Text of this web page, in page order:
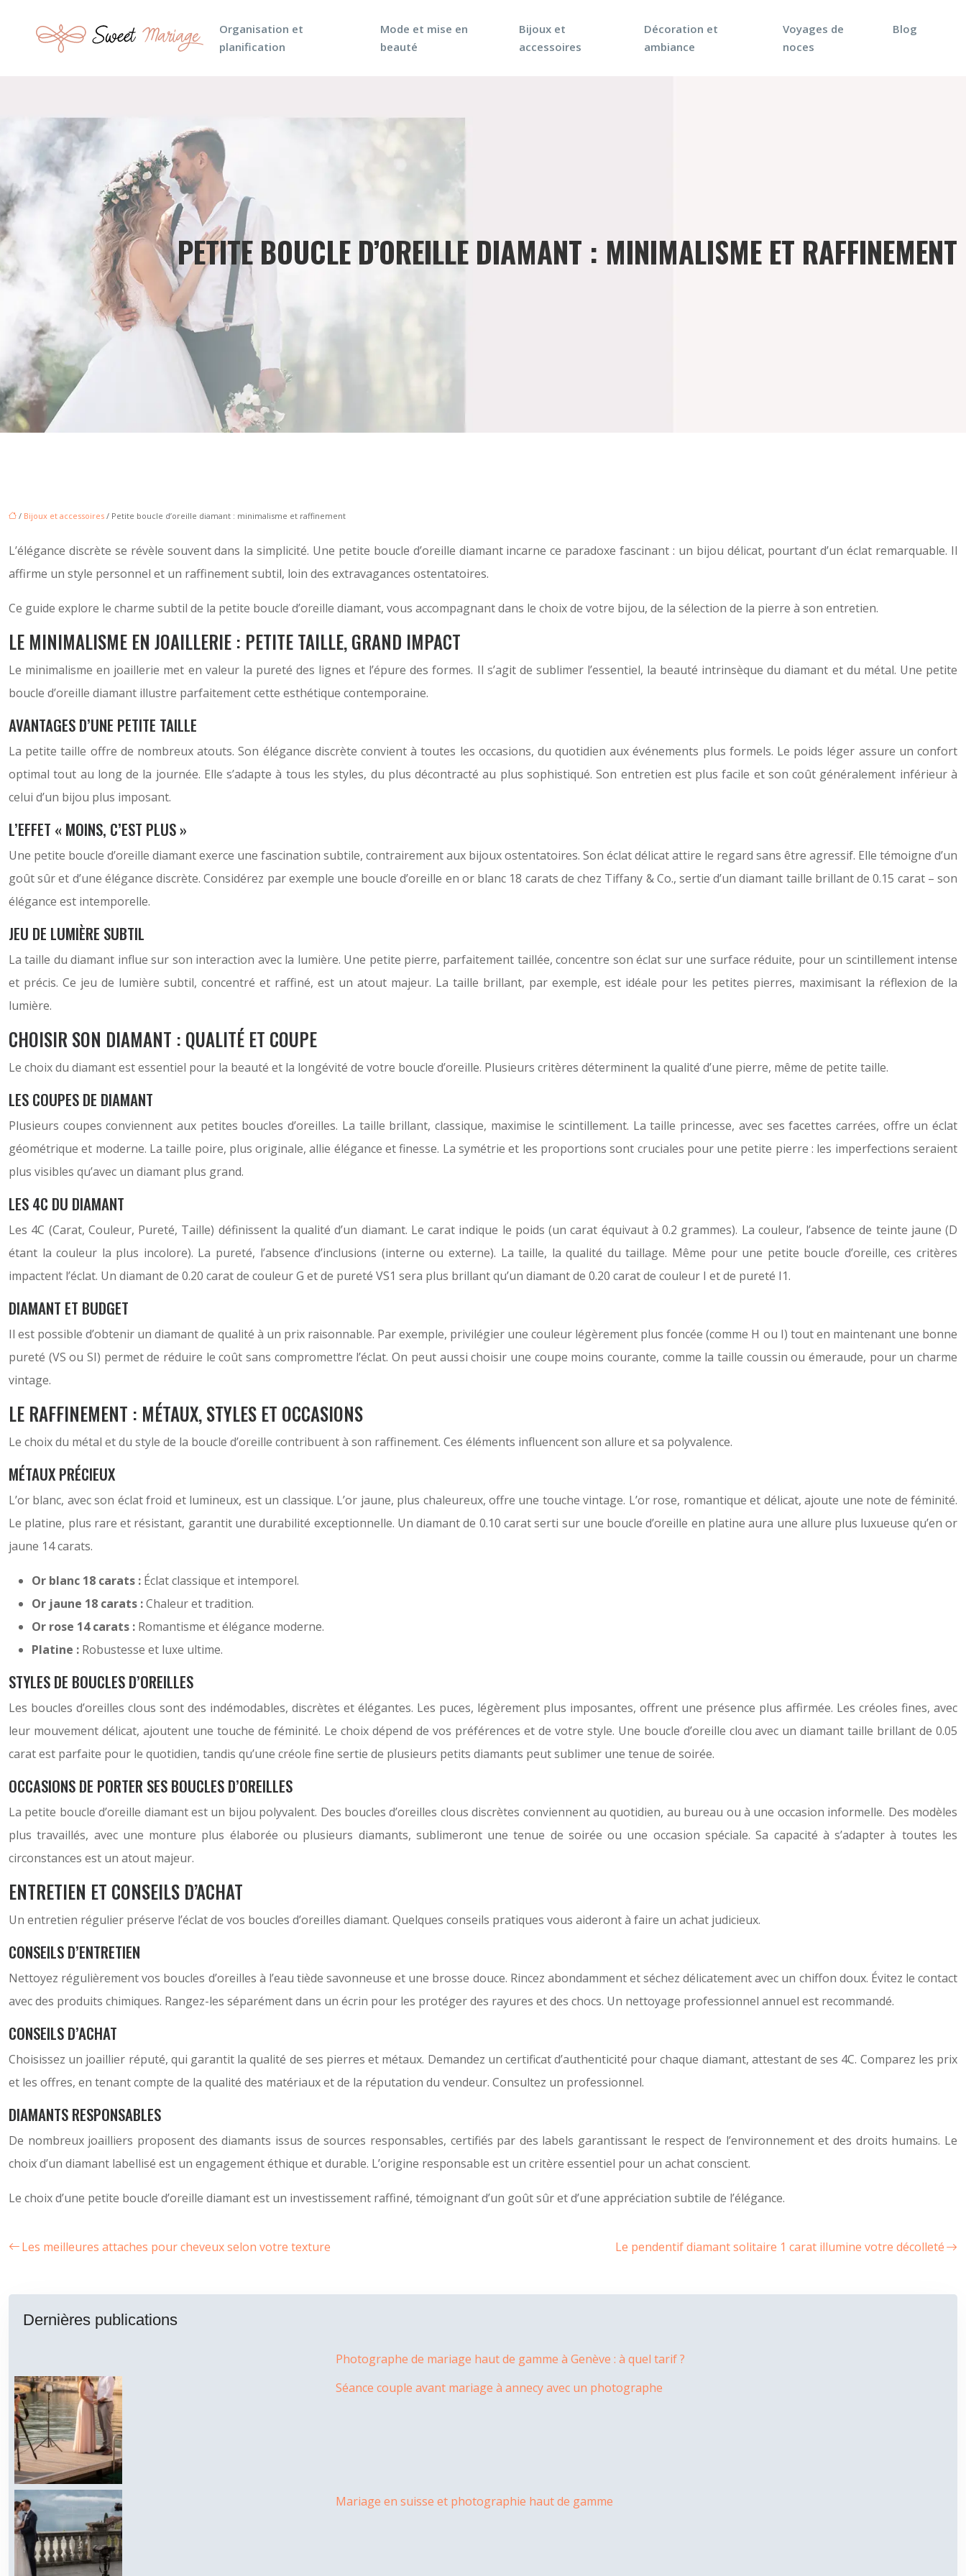
Organisation et
planification
Mode et mise en
beauté
Bijoux et
accessoires
Décoration et
ambiance
Voyages de
noces
Blog
PETITE BOUCLE D’OREILLE DIAMANT : MINIMALISME ET RAFFINEMENT
/ Bijoux et accessoires / Petite boucle d’oreille diamant : minimalisme et raffinement
L’élégance discrète se révèle souvent dans la simplicité. Une petite boucle d’oreille diamant incarne ce paradoxe fascinant : un bijou délicat, pourtant d’un éclat remarquable. Il
affirme un style personnel et un raffinement subtil, loin des extravagances ostentatoires.
Ce guide explore le charme subtil de la petite boucle d’oreille diamant, vous accompagnant dans le choix de votre bijou, de la sélection de la pierre à son entretien.
LE MINIMALISME EN JOAILLERIE : PETITE TAILLE, GRAND IMPACT
Le minimalisme en joaillerie met en valeur la pureté des lignes et l’épure des formes. Il s’agit de sublimer l’essentiel, la beauté intrinsèque du diamant et du métal. Une petite
boucle d’oreille diamant illustre parfaitement cette esthétique contemporaine.
AVANTAGES D’UNE PETITE TAILLE
La petite taille offre de nombreux atouts. Son élégance discrète convient à toutes les occasions, du quotidien aux événements plus formels. Le poids léger assure un confort
optimal tout au long de la journée. Elle s’adapte à tous les styles, du plus décontracté au plus sophistiqué. Son entretien est plus facile et son coût généralement inférieur à
celui d’un bijou plus imposant.
L’EFFET « MOINS, C’EST PLUS »
Une petite boucle d’oreille diamant exerce une fascination subtile, contrairement aux bijoux ostentatoires. Son éclat délicat attire le regard sans être agressif. Elle témoigne d’un
goût sûr et d’une élégance discrète. Considérez par exemple une boucle d’oreille en or blanc 18 carats de chez Tiffany & Co., sertie d’un diamant taille brillant de 0.15 carat – son
élégance est intemporelle.
JEU DE LUMIÈRE SUBTIL
La taille du diamant influe sur son interaction avec la lumière. Une petite pierre, parfaitement taillée, concentre son éclat sur une surface réduite, pour un scintillement intense
et précis. Ce jeu de lumière subtil, concentré et raffiné, est un atout majeur. La taille brillant, par exemple, est idéale pour les petites pierres, maximisant la réflexion de la
lumière.
CHOISIR SON DIAMANT : QUALITÉ ET COUPE
Le choix du diamant est essentiel pour la beauté et la longévité de votre boucle d’oreille. Plusieurs critères déterminent la qualité d’une pierre, même de petite taille.
LES COUPES DE DIAMANT
Plusieurs coupes conviennent aux petites boucles d’oreilles. La taille brillant, classique, maximise le scintillement. La taille princesse, avec ses facettes carrées, offre un éclat
géométrique et moderne. La taille poire, plus originale, allie élégance et finesse. La symétrie et les proportions sont cruciales pour une petite pierre : les imperfections seraient
plus visibles qu’avec un diamant plus grand.
LES 4C DU DIAMANT
Les 4C (Carat, Couleur, Pureté, Taille) définissent la qualité d’un diamant. Le carat indique le poids (un carat équivaut à 0.2 grammes). La couleur, l’absence de teinte jaune (D
étant la couleur la plus incolore). La pureté, l’absence d’inclusions (interne ou externe). La taille, la qualité du taillage. Même pour une petite boucle d’oreille, ces critères
impactent l’éclat. Un diamant de 0.20 carat de couleur G et de pureté VS1 sera plus brillant qu’un diamant de 0.20 carat de couleur I et de pureté I1.
DIAMANT ET BUDGET
Il est possible d’obtenir un diamant de qualité à un prix raisonnable. Par exemple, privilégier une couleur légèrement plus foncée (comme H ou I) tout en maintenant une bonne
pureté (VS ou SI) permet de réduire le coût sans compromettre l’éclat. On peut aussi choisir une coupe moins courante, comme la taille coussin ou émeraude, pour un charme
vintage.
LE RAFFINEMENT : MÉTAUX, STYLES ET OCCASIONS
Le choix du métal et du style de la boucle d’oreille contribuent à son raffinement. Ces éléments influencent son allure et sa polyvalence.
MÉTAUX PRÉCIEUX
L’or blanc, avec son éclat froid et lumineux, est un classique. L’or jaune, plus chaleureux, offre une touche vintage. L’or rose, romantique et délicat, ajoute une note de féminité.
Le platine, plus rare et résistant, garantit une durabilité exceptionnelle. Un diamant de 0.10 carat serti sur une boucle d’oreille en platine aura une allure plus luxueuse qu’en or
jaune 14 carats.
Or blanc 18 carats : Éclat classique et intemporel.
Or jaune 18 carats :Chaleur et tradition.
Or rose 14 carats : Romantisme et élégance moderne.
Platine : Robustesse et luxe ultime.
STYLES DE BOUCLES D’OREILLES
Les boucles d’oreilles clous sont des indémodables, discrètes et élégantes. Les puces, légèrement plus imposantes, offrent une présence plus affirmée. Les créoles fines, avec
leur mouvement délicat, ajoutent une touche de féminité. Le choix dépend de vos préférences et de votre style. Une boucle d’oreille clou avec un diamant taille brillant de 0.05
carat est parfaite pour le quotidien, tandis qu’une créole fine sertie de plusieurs petits diamants peut sublimer une tenue de soirée.
OCCASIONS DE PORTER SES BOUCLES D’OREILLES
La petite boucle d’oreille diamant est un bijou polyvalent. Des boucles d’oreilles clous discrètes conviennent au quotidien, au bureau ou à une occasion informelle. Des modèles
plus travaillés, avec une monture plus élaborée ou plusieurs diamants, sublimeront une tenue de soirée ou une occasion spéciale. Sa capacité à s’adapter à toutes les
circonstances est un atout majeur.
ENTRETIEN ET CONSEILS D’ACHAT
Un entretien régulier préserve l’éclat de vos boucles d’oreilles diamant. Quelques conseils pratiques vous aideront à faire un achat judicieux.
CONSEILS D’ENTRETIEN
Nettoyez régulièrement vos boucles d’oreilles à l’eau tiède savonneuse et une brosse douce. Rincez abondamment et séchez délicatement avec un chiffon doux. Évitez le contact
avec des produits chimiques. Rangez-les séparément dans un écrin pour les protéger des rayures et des chocs. Un nettoyage professionnel annuel est recommandé.
CONSEILS D’ACHAT
Choisissez un joaillier réputé, qui garantit la qualité de ses pierres et métaux. Demandez un certificat d’authenticité pour chaque diamant, attestant de ses 4C. Comparez les prix
et les offres, en tenant compte de la qualité des matériaux et de la réputation du vendeur. Consultez un professionnel.
DIAMANTS RESPONSABLES
De nombreux joailliers proposent des diamants issus de sources responsables, certifiés par des labels garantissant le respect de l’environnement et des droits humains. Le
choix d’un diamant labellisé est un engagement éthique et durable. L’origine responsable est un critère essentiel pour un achat conscient.
Le choix d’une petite boucle d’oreille diamant est un investissement raffiné, témoignant d’un goût sûr et d’une appréciation subtile de l’élégance.
Les meilleures attaches pour cheveux selon votre texture Le pendentif diamant solitaire 1 carat illumine votre décolleté
Dernières publications
Photographe de mariage haut de gamme à Genève : à quel tarif ?
Séance couple avant mariage à annecy avec un photographe
Mariage en suisse et photographie haut de gamme